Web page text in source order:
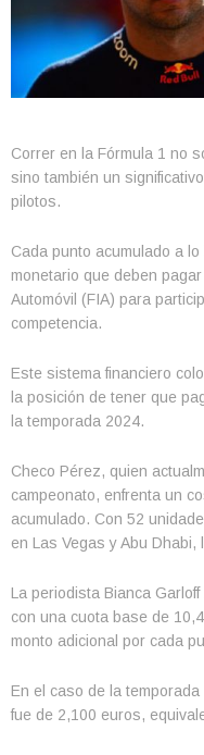
Correr en la Fórmula 1 no
sino también un
pilotos.
Cada punto acumulado a
monetario que deben
Automóvil (FIA) para
competencia.
Este sistema financiero
la posición de tener que
la temporada 2024.
Checo Pérez, quien
campeonato, enfrenta un
acumulado. Con 52
en Las Vegas y Abu
La periodista Bianca
con una cuota base de
monto adicional por cada
En el caso de la
fue de 2,100 euros,